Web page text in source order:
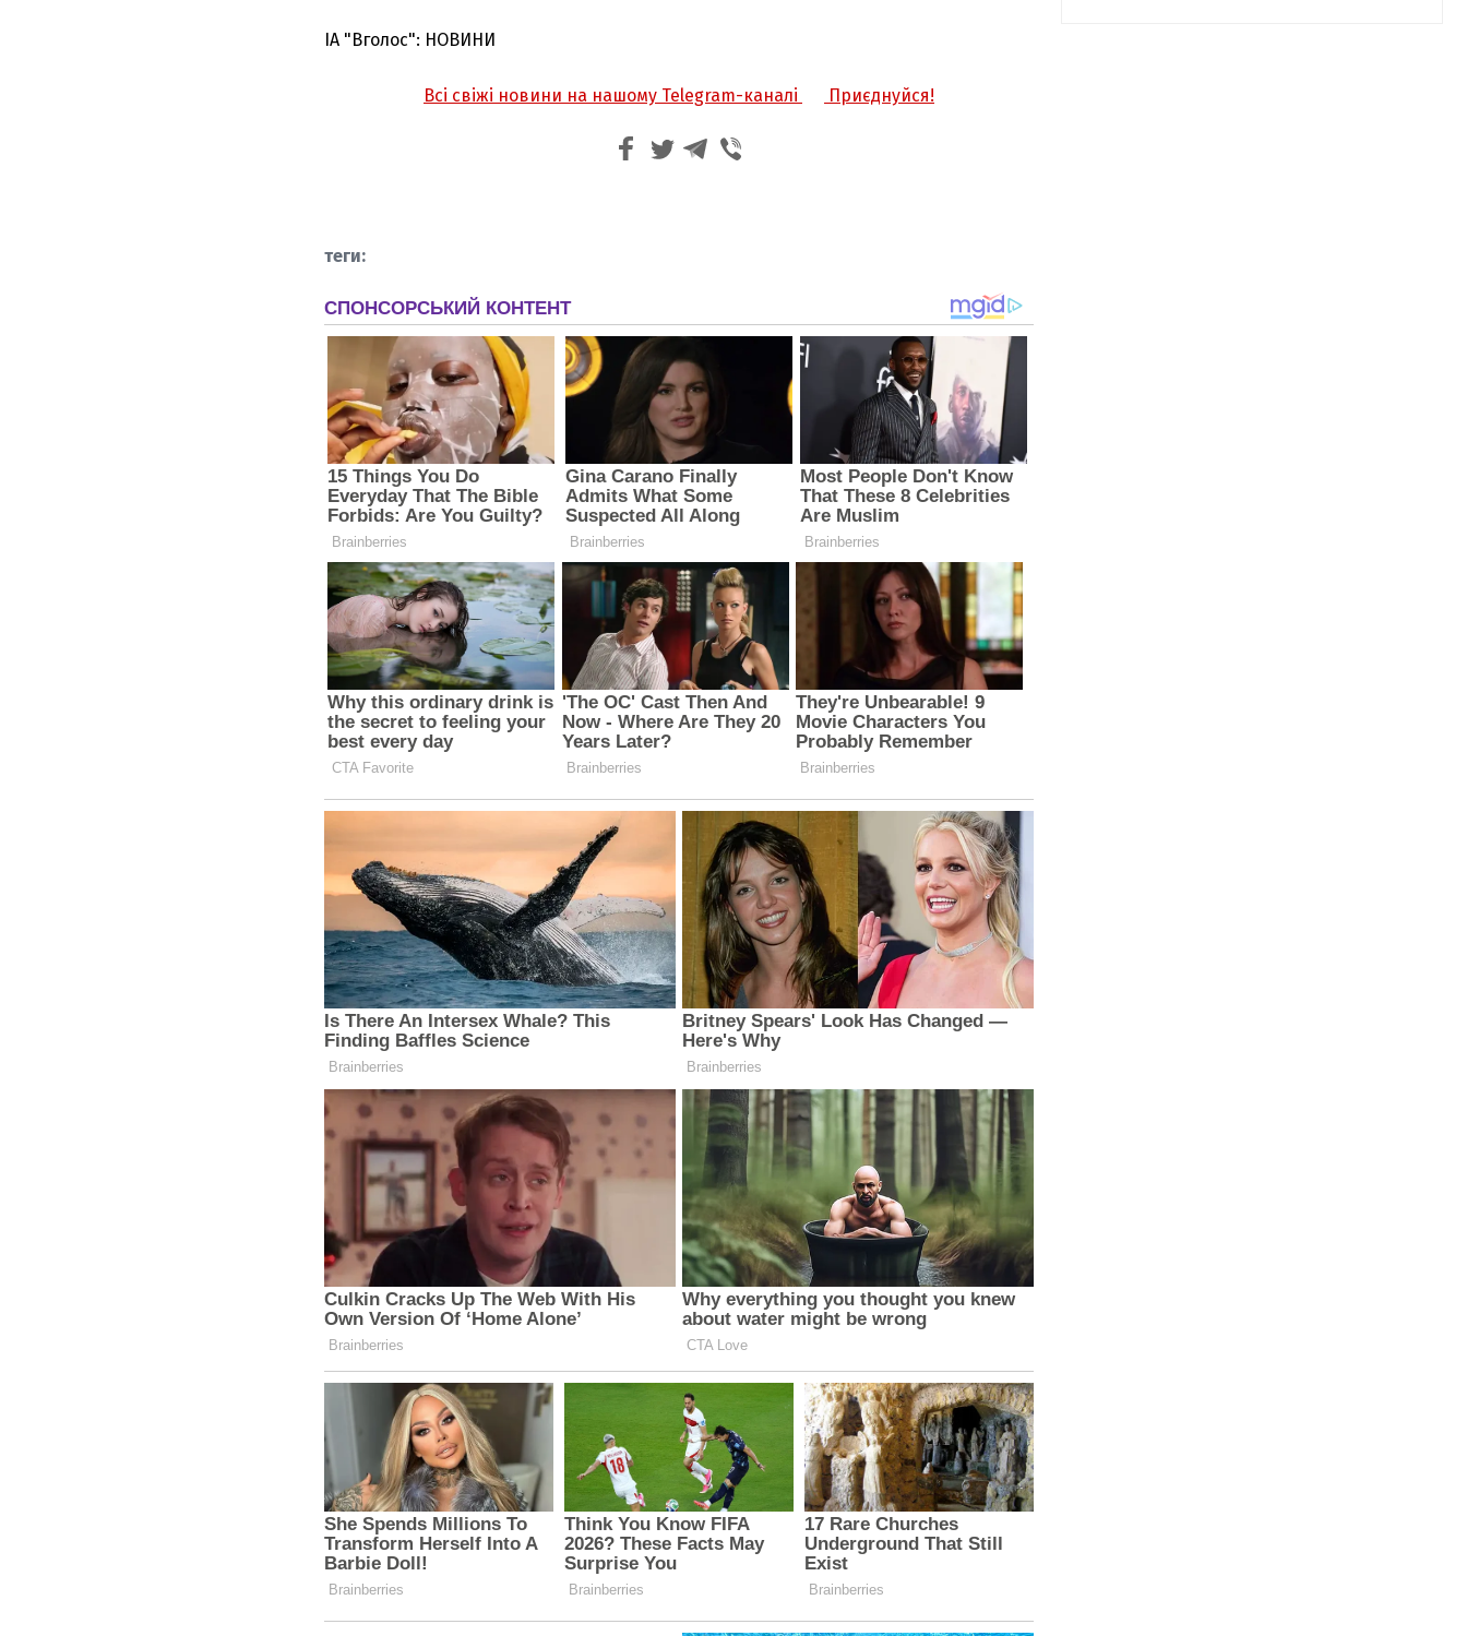
ІА "Вголос": НОВИНИ
Всі свіжі новини на нашому Telegram-каналі Приєднуйся!